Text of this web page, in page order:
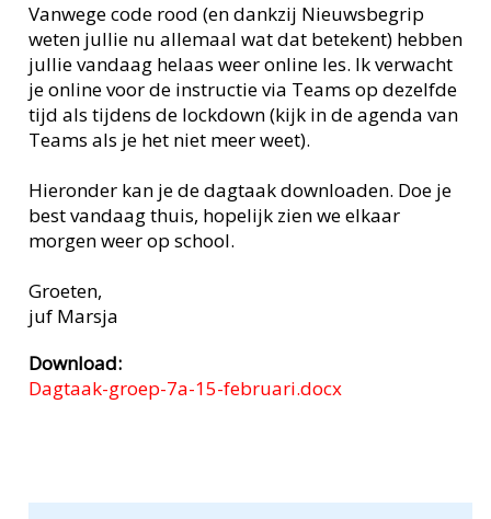
Vanwege code rood (en dankzij Nieuwsbegrip
weten jullie nu allemaal wat dat betekent) hebben
jullie vandaag helaas weer online les. Ik verwacht
je online voor de instructie via Teams op dezelfde
tijd als tijdens de lockdown (kijk in de agenda van
Teams als je het niet meer weet).
Hieronder kan je de dagtaak downloaden. Doe je
best vandaag thuis, hopelijk zien we elkaar
morgen weer op school.
Groeten,
juf Marsja
Download:
Dagtaak-groep-7a-15-februari.docx